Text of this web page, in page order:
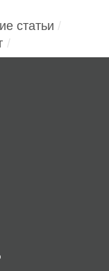
статьи